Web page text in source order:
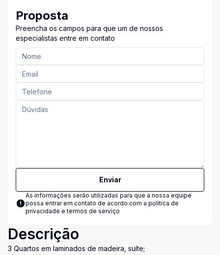
Proposta
Preencha os campos para que um de nossos
especialistas entre em contato
Enviar
As informações serão utilizadas para que a nossa equipe
possa entrar em contato de acordo com a política de
privacidade e termos de serviço
Descrição
3 Quartos em laminados de madeira, suíte;